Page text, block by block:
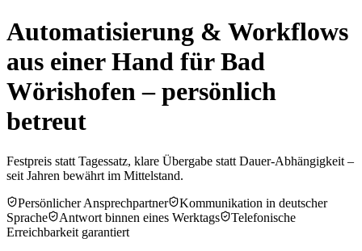
Automatisierung & Workflows
aus einer Hand für Bad
Wörishofen – persönlich
betreut
Festpreis statt Tagessatz, klare Übergabe statt Dauer-Abhängigkeit –
seit Jahren bewährt im Mittelstand.
Persönlicher Ansprechpartner
Kommunikation in deutscher
Sprache
Antwort binnen eines Werktags
Telefonische
Erreichbarkeit garantiert